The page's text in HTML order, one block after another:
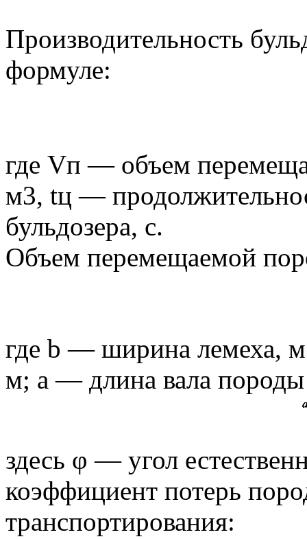
Производительность
формуле:
где Vп — объем
м3, tц —
бульдозера, с.
Объем перемещаемой
где b — ширина лемеха,
м; a — длина вала
здесь φ — угол
коэффициент потерь
транспортирования: